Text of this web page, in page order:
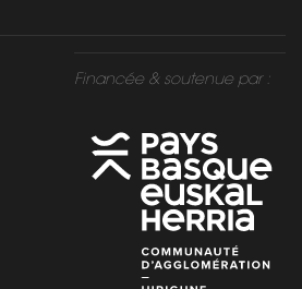
Financée & soutenue par :